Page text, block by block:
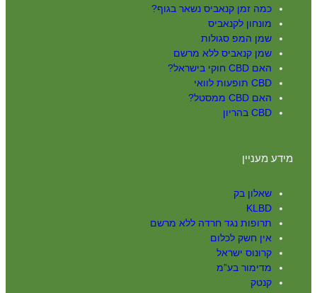
כמה זמן קנאביס נשאר בגוף?
מונחון לקנאביס
שמן המפ סגולות
שמן קנאביס ללא מרשם
האם CBD חוקי בישראל?
CBD תופעות לוואי
האם CBD ממסטל?
CBD בהריון
מידע מעניין
שאלון בק
KLBD
תרופות נגד חרדה ללא מרשם
אין חשק לכלום
קרונוס ישראל
מדימור בע”מ
קנטק